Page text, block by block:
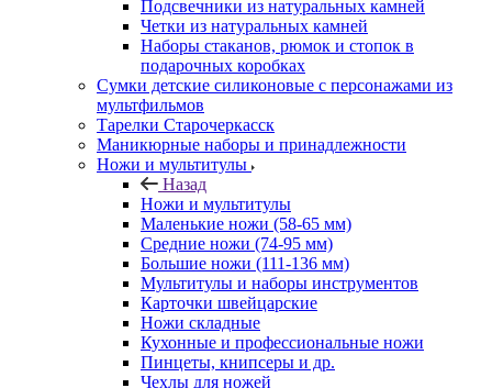
Подсвечники из натуральных камней
Четки из натуральных камней
Наборы стаканов, рюмок и стопок в
подарочных коробках
Сумки детские силиконовые с персонажами из
мультфильмов
Тарелки Старочеркасск
Маникюрные наборы и принадлежности
Ножи и мультитулы
Назад
Ножи и мультитулы
Маленькие ножи (58-65 мм)
Средние ножи (74-95 мм)
Большие ножи (111-136 мм)
Мультитулы и наборы инструментов
Карточки швейцарские
Ножи складные
Кухонные и профессиональные ножи
Пинцеты, книпсеры и др.
Чехлы для ножей